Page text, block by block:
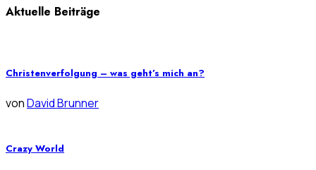
Aktuelle Beiträge
Christenverfolgung – was geht’s mich an?
vonDavid Brunner
Crazy World